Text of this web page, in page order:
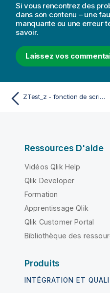
Si vous rencontrez des
dans son contenu – une
manquante ou une erreur
savoir.
Laissez vos
ZTest_z - fonction de script et fonction de graphique
Ressources D'aide
Vidéos Qlik Help
Qlik Developer
Formation
Apprentissage Qlik
Qlik Customer Portal
Bibliothèque des
Produits
INTÉGRATION ET